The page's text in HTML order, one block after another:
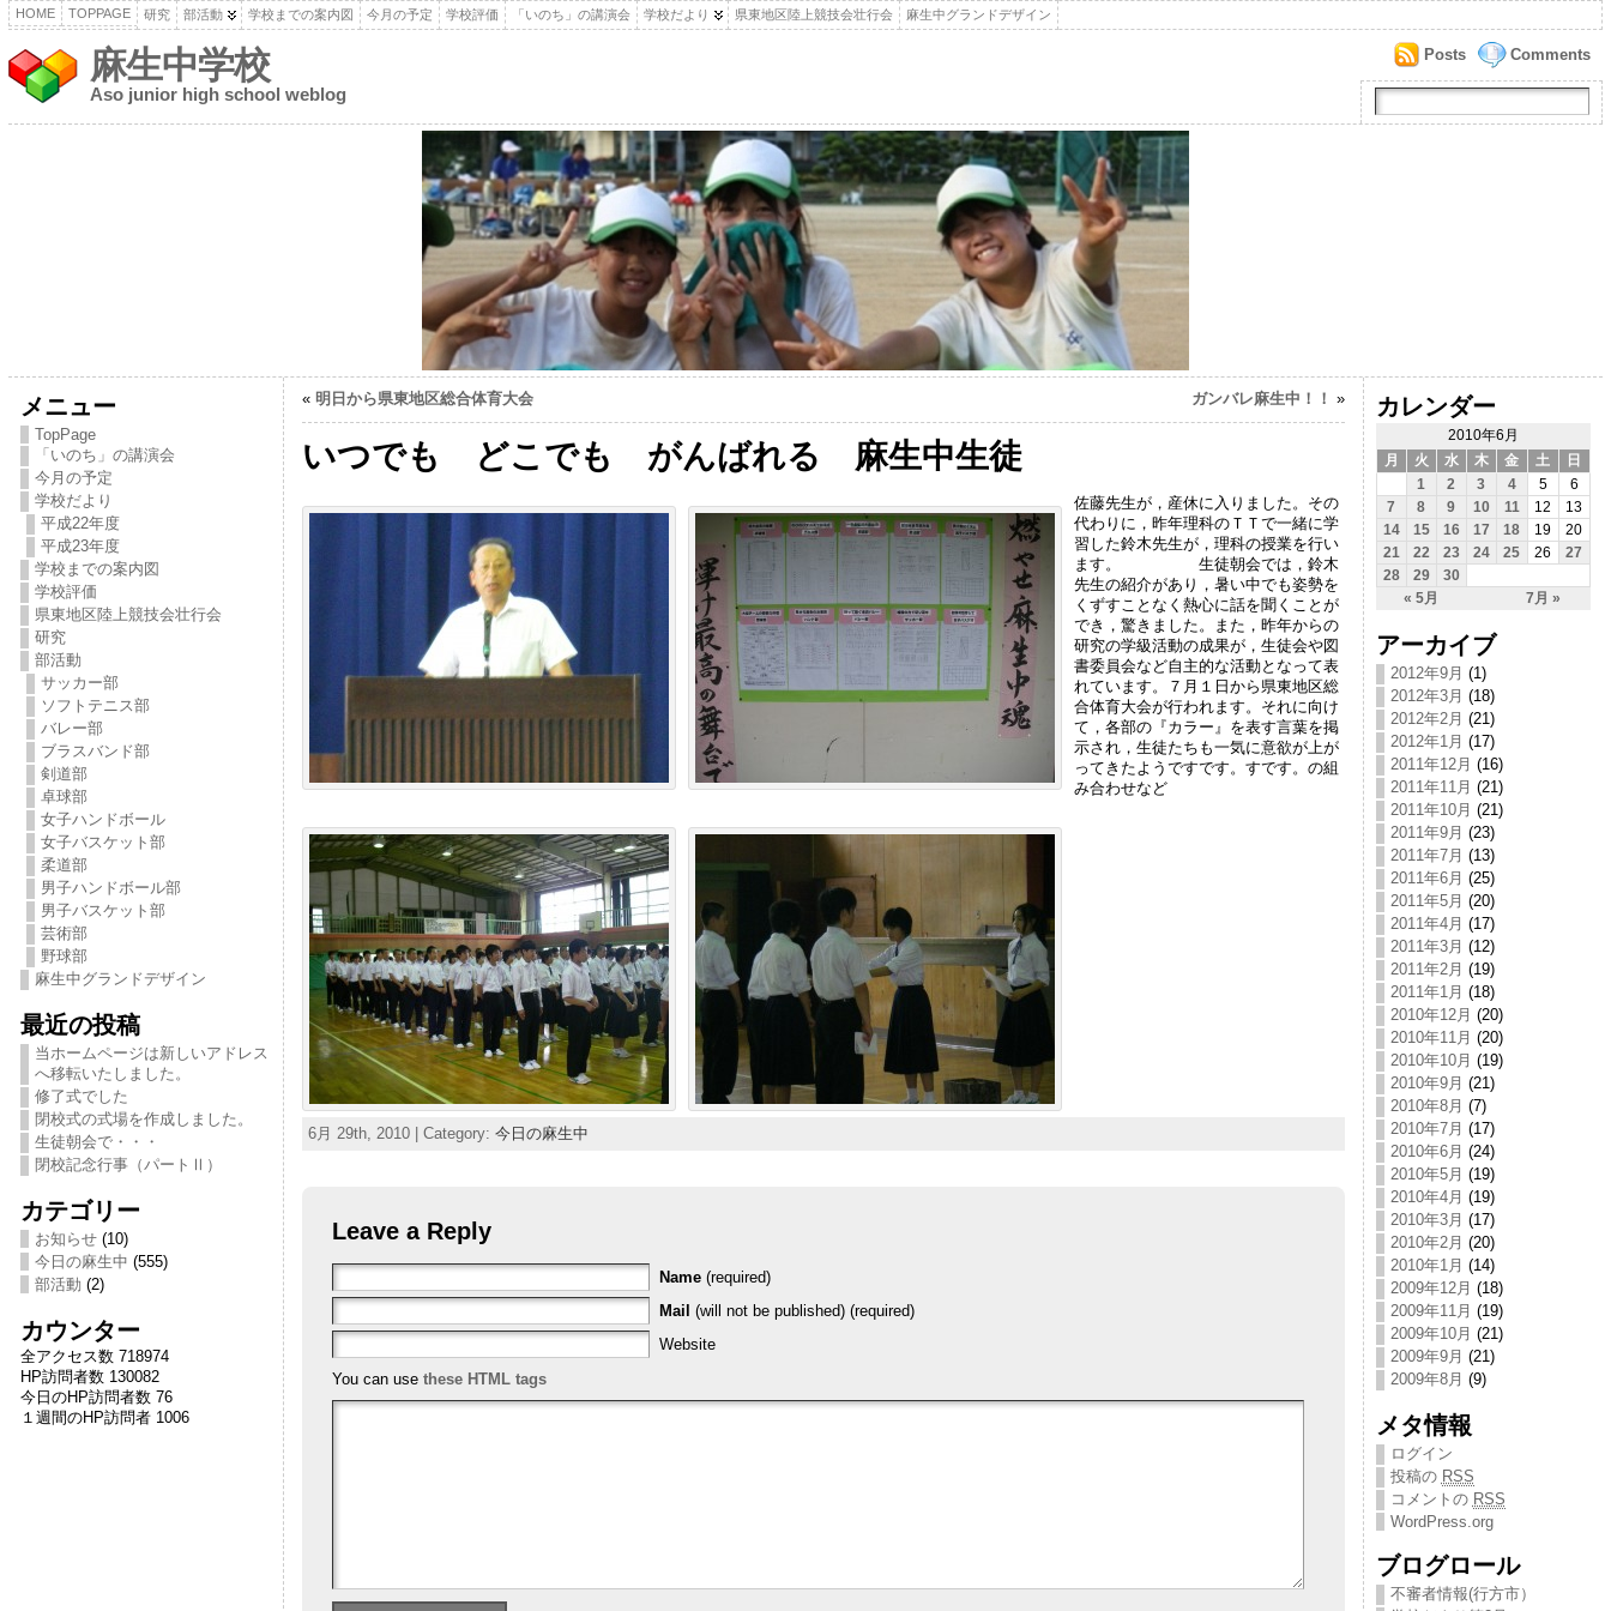
HOME TOPPAGE 研究 部活動 学校までの案内図 今月の予定 学校評価 「いのち」の講演会 学校だより 県東地区陸上競技会壮行会 麻生中グランドデザイン
麻生中学校
Aso junior high school weblog
Comments
Posts
メニュー
TopPage
「いのち」の講演会
今月の予定
学校だより
平成22年度
平成23年度
学校までの案内図
学校評価
県東地区陸上競技会壮行会
研究
部活動
サッカー部
ソフトテニス部
バレー部
ブラスバンド部
剣道部
卓球部
女子ハンドボール
女子バスケット部
柔道部
男子ハンドボール部
男子バスケット部
芸術部
野球部
麻生中グランドデザイン
最近の投稿
当ホームページは新しいアドレス
へ移転いたしました。
修了式でした
閉校式の式場を作成しました。
生徒朝会で・・・
閉校記念行事（パートⅡ）
カテゴリー
お知らせ(10)
今日の麻生中 (555)
部活動 (2)
カウンター
全アクセス数 718974
HP訪問者数 130082
今日のHP訪問者数 76
１週間のHP訪問者 1006
« 明日から県東地区総合体育大会 ガンバレ麻生中！！ »
いつでも どこでも がんばれる 麻生中生徒
佐藤先生が，産休に入りました。その
代わりに，昨年理科のＴＴで一緒に学
習した鈴木先生が，理科の授業を行い
ます。 生徒朝会では，鈴木
先生の紹介があり，暑い中でも姿勢を
くずすことなく熱心に話を聞くことが
でき，驚きました。また，昨年からの
研究の学級活動の成果が，生徒会や図
書委員会など自主的な活動となって表
れています。７月１日から県東地区総
合体育大会が行われます。それに向け
て，各部の『カラー』を表す言葉を掲
示され，生徒たちも一気に意欲が上が
ってきたようですです。すです。の組
み合わせなど
6月 29th, 2010 | Category: 今日の麻生中
Leave a Reply
Name (required)
Mail (will not be published) (required)
Website
You can use these HTML tags
カレンダー
2010年6月
月
火 水 木 金 土 日
« 5月 7月 »
1 2 3 4 5
6
7
8 9 10 11 12
13
14
15 16 17 18 19
20
21
22 23 24 25 26
27
28
29 30
アーカイブ
2012年9月 (1)
2012年3月 (18)
2012年2月 (21)
2012年1月 (17)
2011年12月 (16)
2011年11月 (21)
2011年10月 (21)
2011年9月 (23)
2011年7月 (13)
2011年6月 (25)
2011年5月 (20)
2011年4月 (17)
2011年3月 (12)
2011年2月 (19)
2011年1月 (18)
2010年12月 (20)
2010年11月 (20)
2010年10月 (19)
2010年9月 (21)
2010年8月 (7)
2010年7月 (17)
2010年6月 (24)
2010年5月 (19)
2010年4月 (19)
2010年3月 (17)
2010年2月 (20)
2010年1月 (14)
2009年12月 (18)
2009年11月 (19)
2009年10月 (21)
2009年9月 (21)
2009年8月 (9)
メタ情報
ログイン
投稿の RSS
コメントの RSS
WordPress.org
ブログロール
不審者情報(行方市）